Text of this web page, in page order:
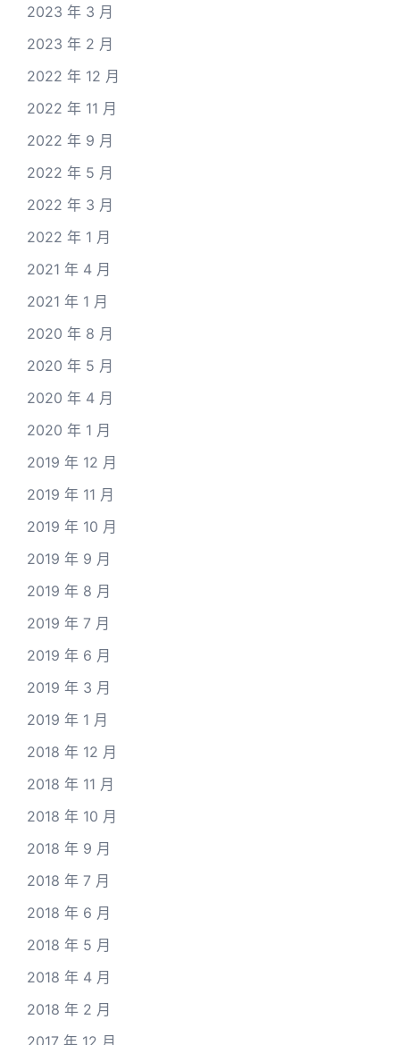
2023 年 3 月
2023 年 2 月
2022 年 12 月
2022 年 11 月
2022 年 9 月
2022 年 5 月
2022 年 3 月
2022 年 1 月
2021 年 4 月
2021 年 1 月
2020 年 8 月
2020 年 5 月
2020 年 4 月
2020 年 1 月
2019 年 12 月
2019 年 11 月
2019 年 10 月
2019 年 9 月
2019 年 8 月
2019 年 7 月
2019 年 6 月
2019 年 3 月
2019 年 1 月
2018 年 12 月
2018 年 11 月
2018 年 10 月
2018 年 9 月
2018 年 7 月
2018 年 6 月
2018 年 5 月
2018 年 4 月
2018 年 2 月
2017 年 12 月